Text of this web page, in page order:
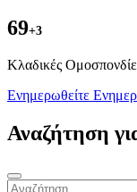
69+3
Kλαδικές
Ενημερωθείτε
Αναζήτηση